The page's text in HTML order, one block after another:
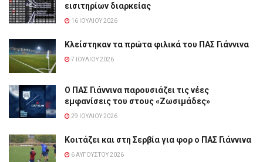
εισιτηρίων διαρκείας
16 ΙΟΥΛΊΟΥ 2026
Κλείστηκαν τα πρώτα φιλικά του ΠΑΣ Γιάννινα
7 ΙΟΥΛΊΟΥ 2026
Ο ΠΑΣ Γιάννινα παρουσιάζει τις νέες
εμφανίσεις του στους «Ζωσιμάδες»
29 ΙΟΥΛΊΟΥ 2026
Κοιτάζει και στη Σερβία για φορ ο ΠΑΣ Γιάννινα
6 ΑΥΓΟΎΣΤΟΥ 2026